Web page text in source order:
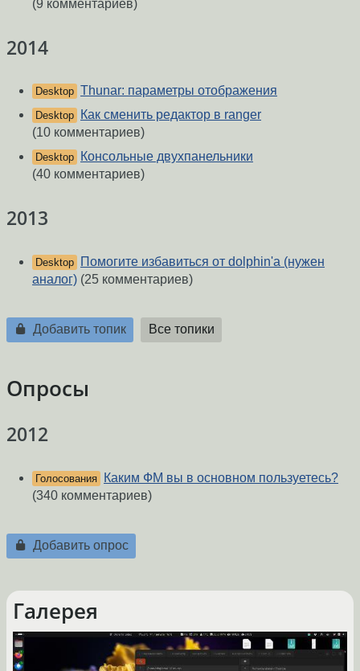
(9 комментариев)
2014
Desktop Thunar: параметры отображения
Desktop
Как сменить редактор в ranger
(10 комментариев)
Desktop
Консольные двухпанельники
(40 комментариев)
2013
Desktop
Помогите избавиться от dolphin'а (нужен
аналог) (25 комментариев)
Добавить топик Все топики
Опросы
2012
Голосования
Каким ФМ вы в основном пользуетесь?
(340 комментариев)
Добавить опрос
Галерея